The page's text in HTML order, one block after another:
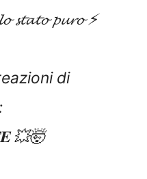
𝓹𝓾𝓻𝓸 ⚡
di
💥🤯